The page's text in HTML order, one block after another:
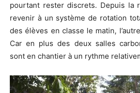
pourtant rester discrets. Depuis la
revenir à un système de rotation
des élèves en classe le matin,
Car en plus des deux salles
sont en chantier à un rythme